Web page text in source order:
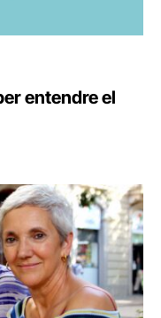
entendre el